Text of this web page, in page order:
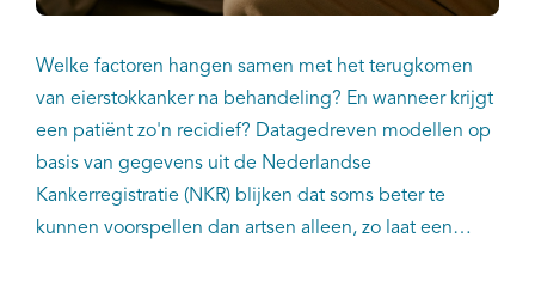
Welke factoren hangen samen met het terugkomen
van eierstokkanker na behandeling? En wanneer krijgt
een patiënt zo'n recidief? Datagedreven modellen op
basis van gegevens uit de Nederlandse
Kankerregistratie (NKR) blijken dat soms beter te
kunnen voorspellen dan artsen alleen, zo laat een